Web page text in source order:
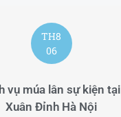
Đoàn lân sư rồng
nghiệp tại Thuận